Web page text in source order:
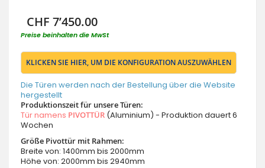
CHF 7’450.00
Preise beinhalten die MwSt
KLICKEN SIE HIER, UM DIE KONFIGURATION AUSZUWÄHLEN
Die Türen werden nach der Bestellung über die Website
hergestellt
Produktionszeit für unsere Türen:
Tür namens PIVOTTÜR (Aluminium) - Produktion dauert 6
Wochen
Größe Pivottür mit Rahmen:
Breite von: 1400mm bis 2000mm
Höhe von: 2000mm bis 2940mm